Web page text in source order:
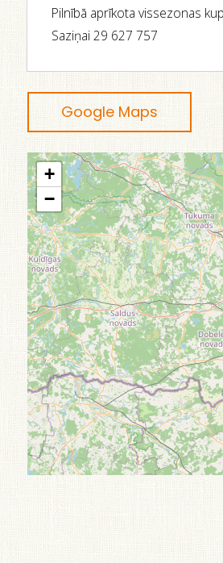
Pilnībā aprīkota vissezonas
Saziņai 29 627 757
Google Maps
+
−